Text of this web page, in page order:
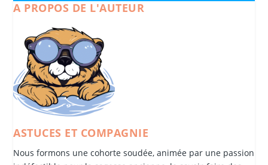
A PROPOS DE L'AUTEUR
ASTUCES ET COMPAGNIE
Nous formons une cohorte soudée, animée par une passion